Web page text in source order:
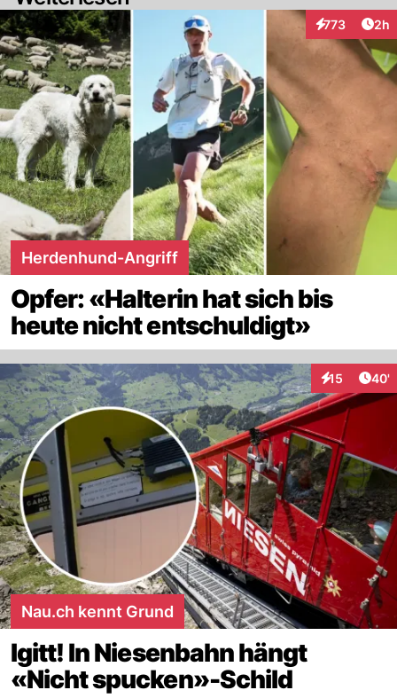
773
Interaktionen
2h
Herdenhund-Angriff
Opfer: «Halterin hat sich bis
heute nicht entschuldigt»
15
Interaktionen
40'
Nau.ch kennt Grund
Igitt! In Niesenbahn hängt
«Nicht spucken»-Schild